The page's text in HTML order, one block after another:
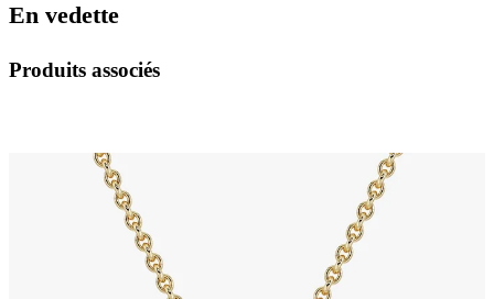
En vedette
Produits associés